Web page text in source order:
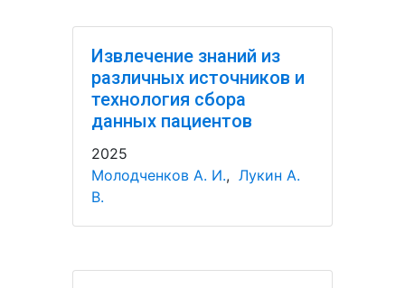
Извлечение знаний из
различных источников и
технология сбора
данных пациентов
2025
Молодченков А. И., Лукин А.
В.